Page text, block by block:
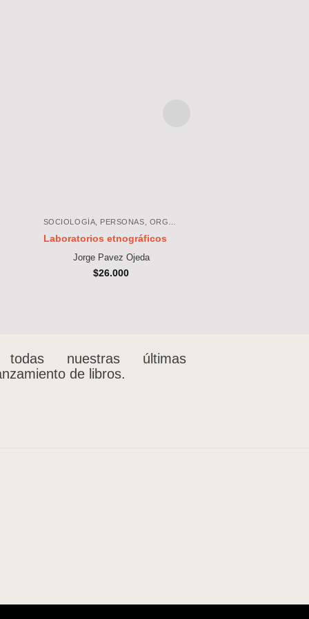
Laboratorios etnográficos
Jorge Pavez Ojeda
$26.000
nuestras últimas
de libros.